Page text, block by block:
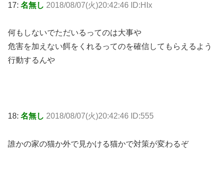
17: 名無し 2018/08/07(火)20:42:46 ID:HIx
何もしないでただいるってのは大事や
危害を加えない餌をくれるってのを確信してもらえるよう
行動するんや
18: 名無し 2018/08/07(火)20:42:46 ID:555
誰かの家の猫か外で見かける猫かで対策が変わるぞ